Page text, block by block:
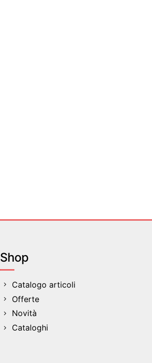
Shop
Catalogo articoli
Offerte
Novità
Cataloghi